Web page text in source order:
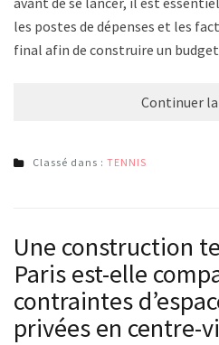
les postes de dépenses et les
final afin de construire un
Continuer
Classé dans : TENNIS
Une construction
Paris est-elle
contraintes
privées en centre-